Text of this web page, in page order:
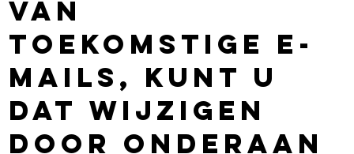
van
toekomstige e-
mails, kunt u
dat wijzigen
door onderaan